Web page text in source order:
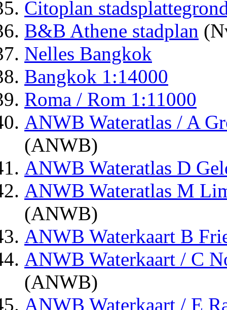
Citoplan
B&B Athene stadplan
Nelles Bangkok
Bangkok 1:14000
Roma / Rom 1:11000
ANWB Wateratlas / A
(ANWB)
ANWB Wateratlas D
ANWB Wateratlas M
(ANWB)
ANWB Waterkaart B
ANWB Waterkaart / C
(ANWB)
ANWB Waterkaart / E